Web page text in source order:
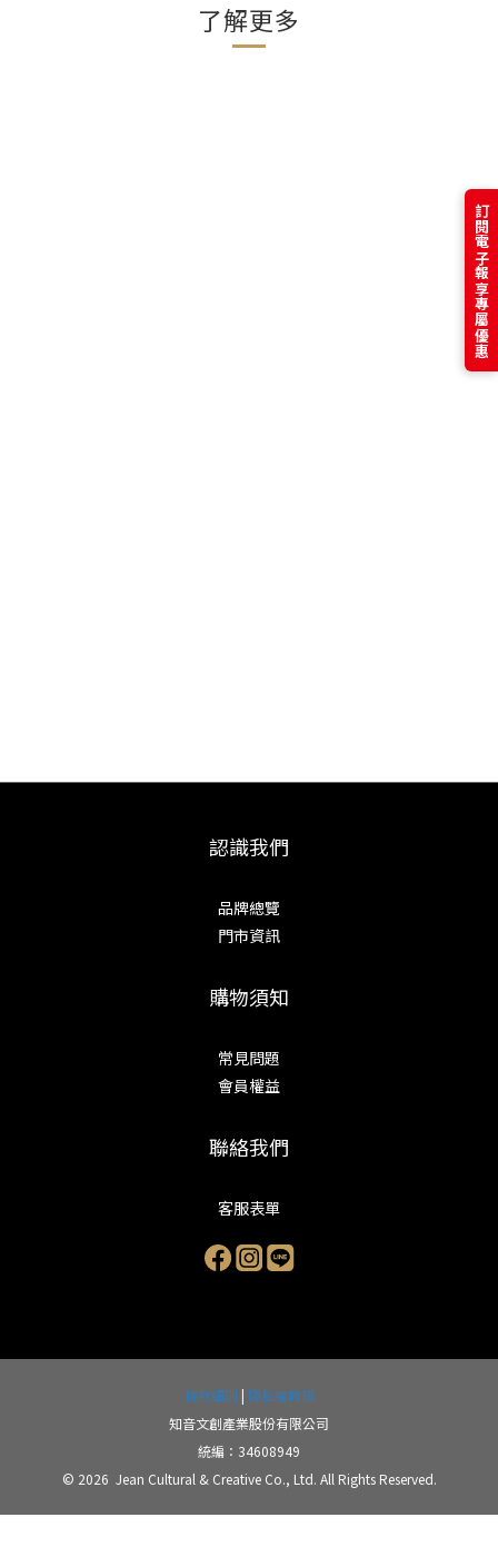
了解更多
認識我們
品牌總覽
門市資訊
購物須知
常見問題
會員權益
聯絡我們
客服表單
訂閱電子報享專屬優惠
條款細則 | 隱私權政策
知音文創產業股份有限公司
統編：34608949
© 2026 Jean Cultural & Creative Co., Ltd. All Rights Reserved.